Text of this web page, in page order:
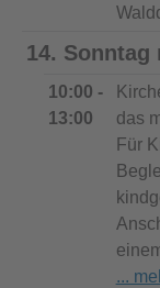
14. Sonntag
10:00 -
13:00
das
Für